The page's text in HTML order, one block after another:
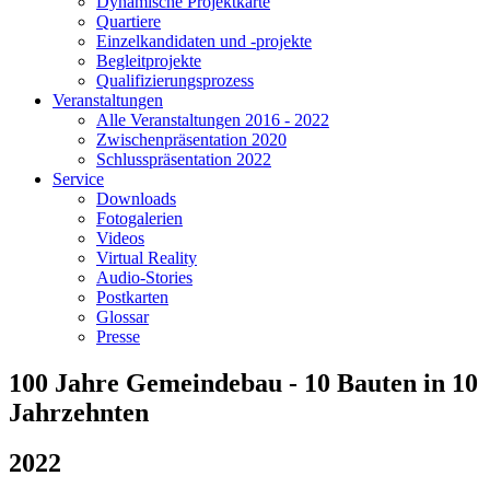
Quartiere
Einzelkandidaten und -projekte
Begleitprojekte
Qualifizierungsprozess
Veranstaltungen
Alle Veranstaltungen 2016 - 2022
Zwischenpräsentation 2020
Schlusspräsentation 2022
Service
Downloads
Fotogalerien
Videos
Virtual Reality
Audio-Stories
Postkarten
Glossar
Presse
100 Jahre Gemeindebau - 10 Bauten in 10
Jahrzehnten
2022